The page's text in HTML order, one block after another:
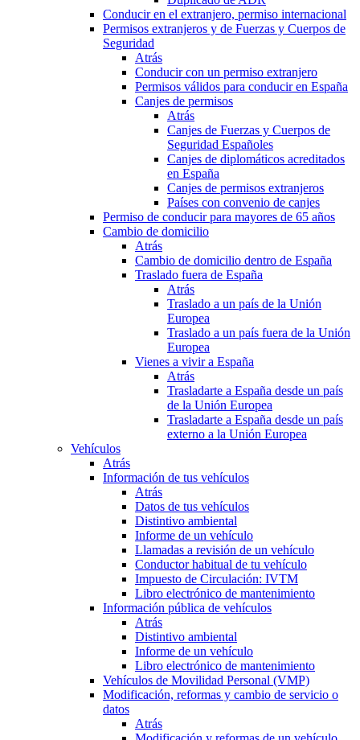
Conducir en el extranjero, permiso internacional
Permisos extranjeros y de Fuerzas y Cuerpos de
Seguridad
Atrás
Conducir con un permiso extranjero
Permisos válidos para conducir en España
Canjes de permisos
Atrás
Canjes de Fuerzas y Cuerpos de
Seguridad Españoles
Canjes de diplomáticos acreditados
en España
Canjes de permisos extranjeros
Países con convenio de canjes
Permiso de conducir para mayores de 65 años
Cambio de domicilio
Atrás
Cambio de domicilio dentro de España
Traslado fuera de España
Atrás
Traslado a un país de la Unión
Europea
Traslado a un país fuera de la Unión
Europea
Vienes a vivir a España
Atrás
Trasladarte a España desde un país
de la Unión Europea
Trasladarte a España desde un país
externo a la Unión Europea
Vehículos
Atrás
Información de tus vehículos
Atrás
Datos de tus vehículos
Distintivo ambiental
Informe de un vehículo
Llamadas a revisión de un vehículo
Conductor habitual de tu vehículo
Impuesto de Circulación: IVTM
Libro electrónico de mantenimiento
Información pública de vehículos
Atrás
Distintivo ambiental
Informe de un vehículo
Libro electrónico de mantenimiento
Vehículos de Movilidad Personal (VMP)
Modificación, reformas y cambio de servicio o
datos
Atrás